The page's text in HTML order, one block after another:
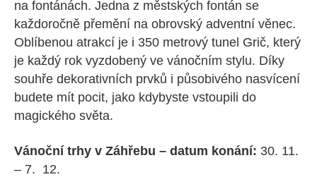
na fontánách. Jedna z městských fontán se
každoročně přemění na obrovský adventní věnec.
Oblíbenou atrakcí je i 350 metrový tunel Grič, který
je každý rok vyzdobený ve vánočním stylu. Díky
souhře dekorativních prvků i působivého nasvícení
budete mít pocit, jako kdybyste vstoupili do
magického světa.
Vánoční trhy v Záhřebu – datum konání: 30. 11.
– 7. 12.